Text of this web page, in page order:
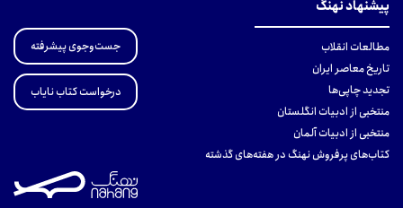
پیشنهاد نهنگ
مطالعات انقلاب
تاریخ معاصر ایران
تجدید چاپی‌ها
منتخبی از ادبیات انگلستان
منتخبی از ادبیات آلمان
کتاب‌های پرفروش نهنگ در هفته‌های گذشته
جست‌وجوی پیشرفته
درخواست کتاب نایاب